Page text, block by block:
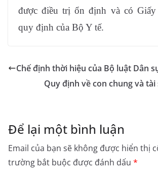
được điều trị ổn định và có Giấy
quy định của Bộ Y tế.
Chế định thời hiệu của Bộ luật Dân
Quy định về con chung và
Để lại một bình luận
Email của bạn sẽ không được hiển thị
trường bắt buộc được đánh dấu *